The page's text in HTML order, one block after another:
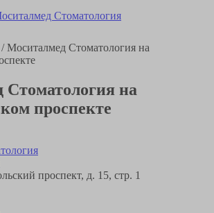
Стоматология
/Моситалмед Стоматология на
на
проспекте
проспект, д. 15, стр. 1